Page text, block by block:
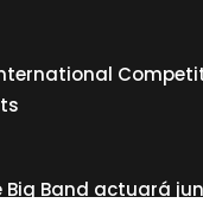
Big Band actuará